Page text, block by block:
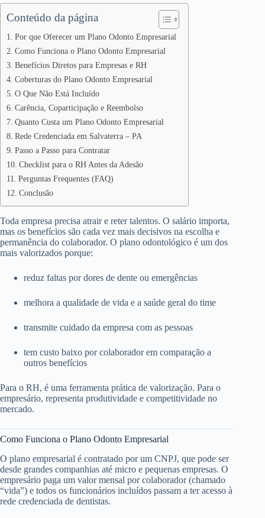
Conteúdo da página
Por que Oferecer um Plano Odonto Empresarial
Como Funciona o Plano Odonto Empresarial
Benefícios Diretos para Empresas e RH
Coberturas do Plano Odonto Empresarial
O Que Não Está Incluído
Carência, Coparticipação e Reembolso
Quanto Custa um Plano Odonto Empresarial
Rede Credenciada em Salvaterra – PA
Passo a Passo para Contratar
Checklist para o RH Antes da Adesão
Perguntas Frequentes (FAQ)
Conclusão
Toda empresa precisa atrair e reter talentos. O salário importa,
mas os benefícios são cada vez mais decisivos na escolha e
permanência do colaborador. O plano odontológico é um dos
mais valorizados porque:
reduz faltas por dores de dente ou emergências
melhora a qualidade de vida e a saúde geral do time
transmite cuidado da empresa com as pessoas
tem custo baixo por colaborador em comparação a
outros benefícios
Para o RH, é uma ferramenta prática de valorização. Para o
empresário, representa produtividade e competitividade no
mercado.
Como Funciona o Plano Odonto Empresarial
O plano empresarial é contratado por um CNPJ, que pode ser
desde grandes companhias até micro e pequenas empresas. O
empresário paga um valor mensal por colaborador (chamado
“vida”) e todos os funcionários incluídos passam a ter acesso à
rede credenciada de dentistas.